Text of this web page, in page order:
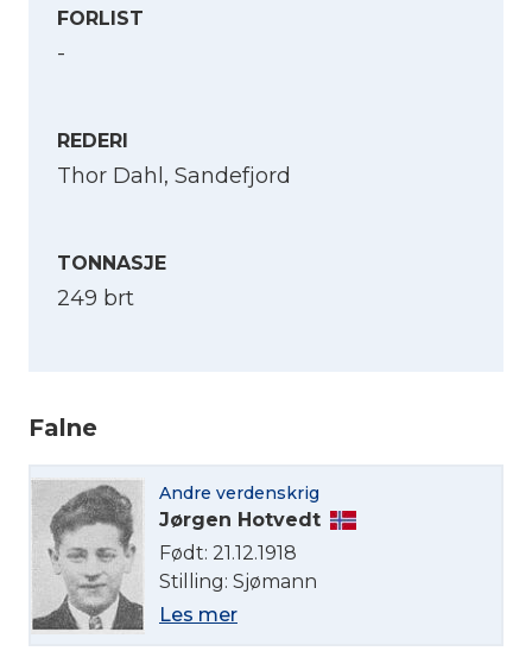
FORLIST
-
REDERI
Thor Dahl, Sandefjord
TONNASJE
249 brt
Falne
Andre verdenskrig
Jørgen Hotvedt
Født: 21.12.1918
Stilling: Sjømann
Les mer
Velg språk
English